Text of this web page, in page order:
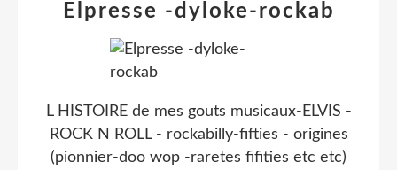
Elpresse -dyloke-rockab
L HISTOIRE de mes gouts musicaux-ELVIS -
ROCK N ROLL - rockabilly-fifties - origines
(pionnier-doo wop -raretes fifities etc etc)